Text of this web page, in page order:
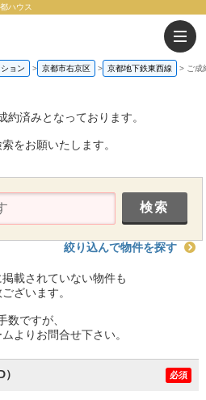
ハウス
ョン 京都市右京区 京都地下鉄東西線 ご成
約済みとなっております。
をお願いたします。
絞り込んで物件を探す
載されていない物件も
ざいます。
数ですが、
よりお問合せ下さい。
必須